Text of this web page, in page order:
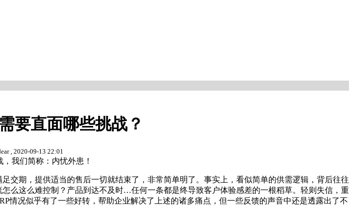
要直面哪些挑战？
, 2020-09-13 22:01
我们简称：内忧外患！
交期，提供适当的售后一切就结束了，非常简单明了。事实上，看似简单的供需逻辑，背后往往
么这么难控制？产品到达不及时…任何一条都是终导致客户体验感差的一根稻草。轻则失信，重
情况似乎有了一些好转，帮助企业解决了上述的诸多痛点，但一些反馈的声音中还是透露出了不